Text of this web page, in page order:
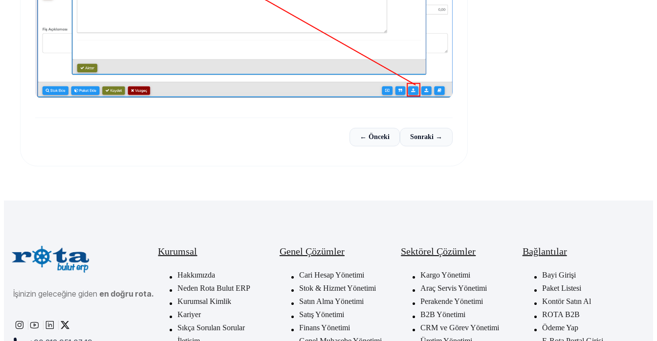
← Önceki Sonraki →
İşinizin geleceğine giden en doğru rota.
Kurumsal
Hakkımızda
Neden Rota Bulut ERP
Kurumsal Kimlik
Kariyer
Sıkça Sorulan Sorular
Genel Çözümler
Cari Hesap Yönetimi
Stok & Hizmet Yönetimi
Satın Alma Yönetimi
Satış Yönetimi
Finans Yönetimi
Sektörel Çözümler
Kargo Yönetimi
Araç Servis Yönetimi
Perakende Yönetimi
B2B Yönetimi
CRM ve Görev Yönetimi
Bağlantılar
Bayi Girişi
Paket Listesi
Kontör Satın Al
ROTA B2B
Ödeme Yap